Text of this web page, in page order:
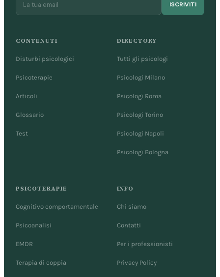
ISCRIVITI
CONTENUTI
Disturbi psicologici
Psicoterapie
Articoli
Glossario
Test
DIRECTORY
Tutti gli psicologi
Psicologi Milano
Psicologi Roma
Psicologi Torino
Psicologi Napoli
Psicologi Bologna
PSICOTERAPIE
Cognitivo comportamentale
Psicoanalisi
EMDR
Terapia di coppia
INFO
Chi siamo
Contatti
Per i professionisti
Privacy Policy